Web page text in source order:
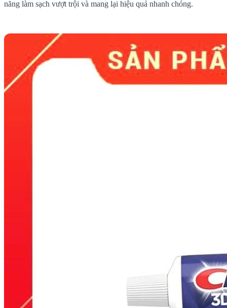
năng làm sạch vượt trội và mang lại hiệu quả nhanh chóng.